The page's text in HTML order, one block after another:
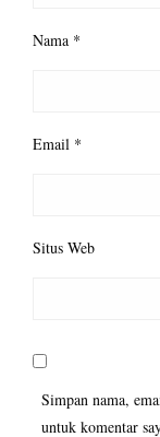
Nama *
Email *
Situs Web
Simpan nama,
untuk komentar